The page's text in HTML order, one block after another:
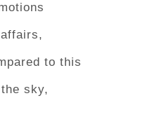
to this
sky,